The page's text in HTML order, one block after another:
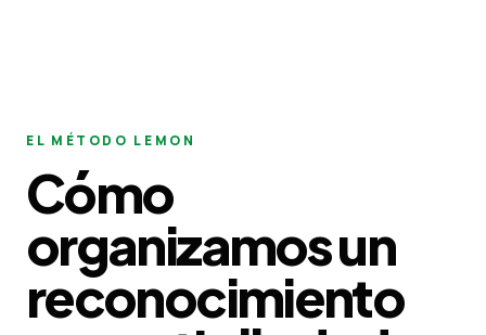
EL MÉTODO LEMON
Cómo
organizamos un
reconocimiento